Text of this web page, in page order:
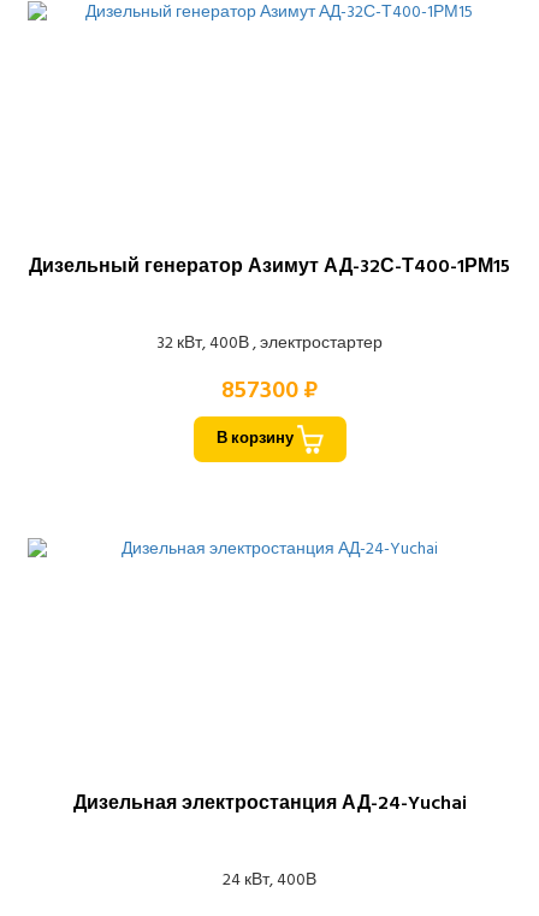
Дизельный генератор Азимут АД-32С-Т400-1РМ15
32 кВт, 400В , электростартер
857300 ₽
В корзину
Дизельная электростанция АД-24-Yuchai
24 кВт, 400В